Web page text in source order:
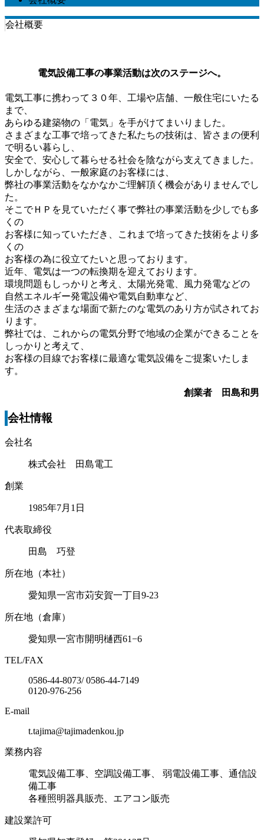
会社概要
電気設備工事の事業活動は次のステージへ。
電気工事に携わって３０年、工場や店舗、一般住宅にいたる
まで、
あらゆる建築物の「電気」を手がけてまいりました。
さまざまな工事で培ってきた私たちの技術は、皆さまの便利
で明るい暮らし、
安全で、安心して暮らせる社会を陰ながら支えてきました。
しかしながら、一般家庭のお客様には、
弊社の事業活動をなかなかご理解頂く機会がありませんでし
た。
そこでＨＰを見ていただく事で弊社の事業活動を少しでも多
くの
お客様に知っていただき、これまで培ってきた技術をより多
くの
お客様の為に役立てたいと思っております。
近年、電気は一つの転換期を迎えております。
環境問題もしっかりと考え、太陽光発電、風力発電などの
自然エネルギー発電設備や電気自動車など、
生活のさまざまな場面で新たのな電気のあり方が試されてお
ります。
弊社では、これからの電気分野で地域の企業ができることを
しっかりと考えて、
お客様の目線でお客様に最適な電気設備をご提案いたしま
す。
創業者 田島和男
会社情報
会社名
株式会社 田島電工
創業
1985年7月1日
代表取締役
田島 巧登
所在地（本社）
愛知県一宮市苅安賀一丁目9-23
所在地（倉庫）
愛知県一宮市開明樋西61−6
TEL/FAX
0586-44-8073/ 0586-44-7149
0120-976-256
E-mail
t.tajima@tajimadenkou.jp
業務内容
電気設備工事、空調設備工事、 弱電設備工事、通信設
備工事
各種照明器具販売、エアコン販売
建設業許可